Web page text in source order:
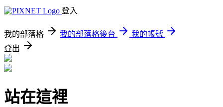
登入
我的部落格 我的部落格後台
我的帳號
登出
站在這裡